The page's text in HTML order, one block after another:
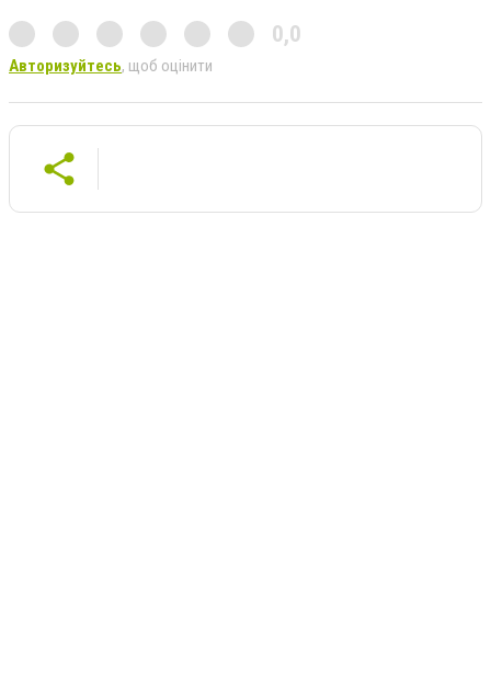
0,0
Авторизуйтесь, щоб оцінити